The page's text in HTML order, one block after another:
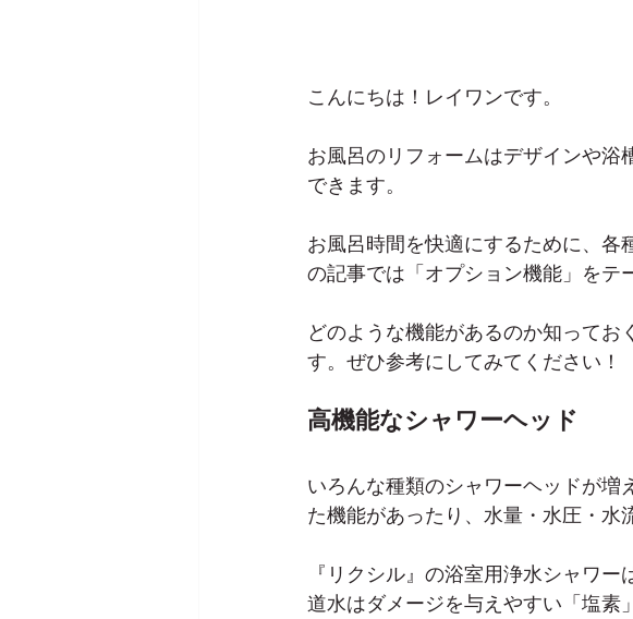
こんにちは！レイワンです。
お風呂のリフォームはデザインや浴
できます。
お風呂時間を快適にするために、各
の記事では「オプション機能 」をテ
どのような機能があるのか知ってお
す。ぜひ参考にしてみてください！
高機能なシャワーヘッド
いろんな種類のシャワーヘッドが増
た機能があったり、水量・水圧・水
『リクシル』の浴室用浄水シャワ
道水はダメージを与えやすい「塩素